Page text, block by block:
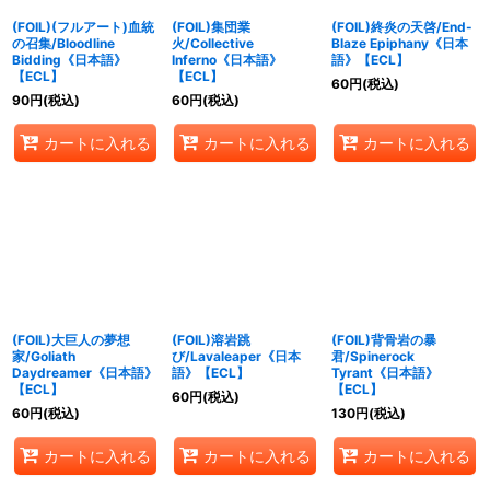
(FOIL)(フルアート)血統
の召集/Bloodline
Bidding《日本語》
【ECL】
90円(税込)
カートに入れる
(FOIL)集団業
火/Collective
Inferno《日本語》
【ECL】
60円(税込)
カートに入れる
(FOIL)終炎の天啓/End-
Blaze Epiphany《日本
語》【ECL】
60円(税込)
カートに入れる
(FOIL)大巨人の夢想
家/Goliath
Daydreamer《日本語》
【ECL】
60円(税込)
カートに入れる
(FOIL)溶岩跳
び/Lavaleaper《日本
語》【ECL】
60円(税込)
カートに入れる
(FOIL)背骨岩の暴
君/Spinerock
Tyrant《日本語》
【ECL】
130円(税込)
カートに入れる